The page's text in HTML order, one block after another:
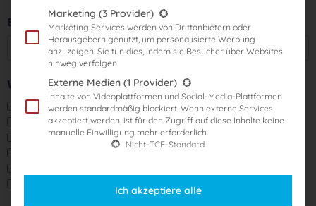
E-Mail
Wie sind Sie auf uns aufmerksam geworden?
Suche im Internet
Instagram
Facebook
Marketing (3 Provider)
Marketing Services werden von Drittanbietern oder
Herausgebern genutzt, um personalisierte Werbung
anzuzeigen. Sie tun dies, indem sie Besucher über Websites
hinweg verfolgen.
Externe Medien (1 Provider)
Inhalte von Videoplattformen und Social-Media-Plattformen
werden standardmäßig blockiert. Wenn externe Services
akzeptiert werden, ist für den Zugriff auf diese Inhalte keine
manuelle Einwilligung mehr erforderlich.
Nicht-TCF-Standard
Ich akzeptiere alle